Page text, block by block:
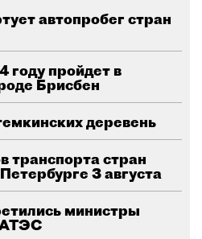
автопробег стран
году пройдет в
Брисбен
деревень
транспорта стран
3 августа
министры
АТЭС